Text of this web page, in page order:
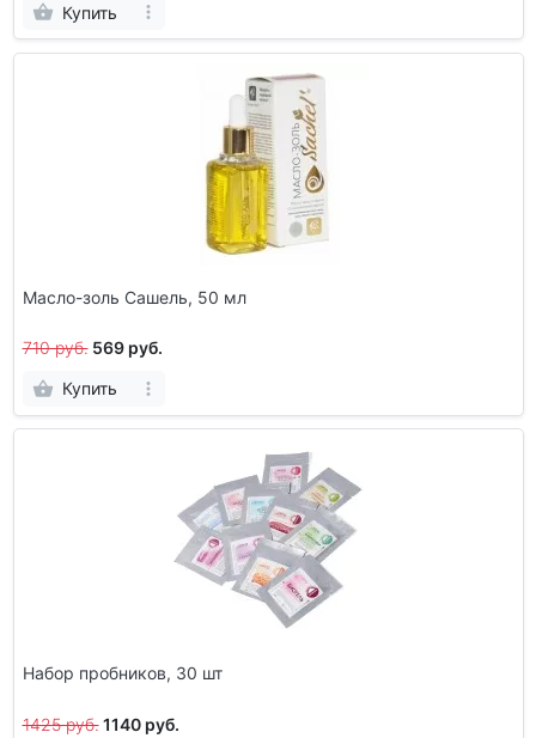
Купить
Масло-золь Сашель, 50 мл
710 руб. 569 руб.
Купить
Набор пробников, 30 шт
1425 руб. 1140 руб.